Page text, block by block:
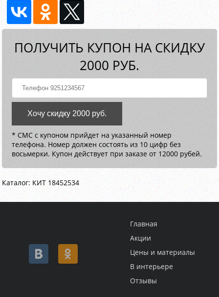
ПОЛУЧИТЬ КУПОН НА СКИДКУ
2000 РУБ.
Хочу скидку 2000 руб.
* СМС с купоном прийдет на указанный номер
телефона. Номер должен состоять из 10 цифр без
восьмерки. Купон действует при заказе от 12000 рубей.
Каталог: КИТ 18452534
Главная
Акции
Цены и материалы
В интерьере
Отзывы